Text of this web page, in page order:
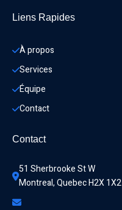
Liens Rapides
À propos
Services
Équipe
Contact
Contact
51 Sherbrooke St W
Montreal, Quebec H2X 1X2